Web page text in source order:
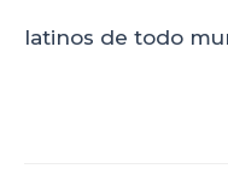
latinos de todo